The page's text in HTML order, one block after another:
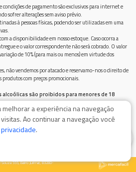
condições de pagamento são exclusivos para internet e
sofrer alterações sem aviso prévio.
à pessoas físicas, podendo ser utilizadas em uma
a disponibilidade em nosso estoque. Caso ocorra a
e o valor correspondente não será cobrado. O valor
de 10% (para mais ou menos) em virtude dos
não vendemos por atacado e reservamo-nos o direito de
com preços promocionais.
alcoólicas são proibidos para menores de 18
química e, em excesso, provoca graves males à saúde.
555, Bairro Jurimar, 83280-
a experiência na navegação
Ao continuar a navegação você
.